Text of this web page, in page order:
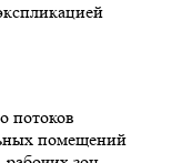
потоков
помещений